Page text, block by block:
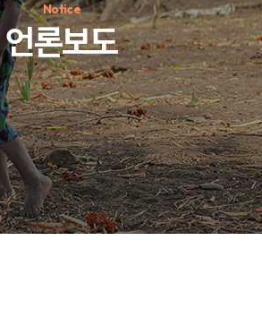
이스#캠페인#팬덤후원
Notice
언론보도